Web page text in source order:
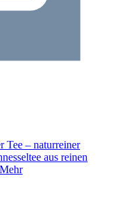
Tee – naturreiner
aus reinen
Mehr